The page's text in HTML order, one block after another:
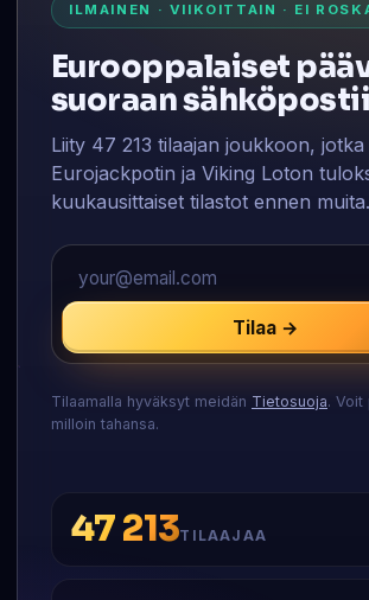
ILMAINEN · VIIKOITTAIN · EI
Eurooppalaiset
suoraan
Liity 47 213 tilaajan joukkoon, jotka
Eurojackpotin ja Viking Loton
kuukausittaiset tilastot ennen muita.
Tilaa →
Tilaamalla hyväksyt meidän Tietosuoja. Voit
milloin tahansa.
47 213TILAAJAA